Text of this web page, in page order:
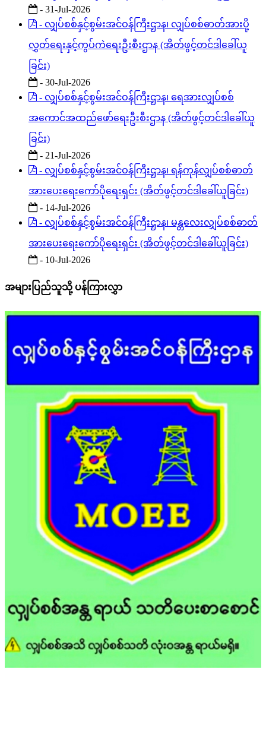
- 31-Jul-2026
- လျှပ်စစ်နှင့်စွမ်းအင်ဝန်ကြီးဌာန၊ လျှပ်စစ်ဓာတ်အားပို့
လွှတ်ရေးနှင့်ကွပ်ကဲရေးဦးစီးဌာန (အိတ်ဖွင့်တင်ဒါခေါ်ယူ
ခြင်း)
- 30-Jul-2026
- လျှပ်စစ်နှင့်စွမ်းအင်ဝန်ကြီးဌာန၊ ရေအားလျှပ်စစ်
အကောင်အထည်ဖော်ရေးဦးစီးဌာန (အိတ်ဖွင့်တင်ဒါခေါ်ယူ
ခြင်း)
- 21-Jul-2026
- လျှပ်စစ်နှင့်စွမ်းအင်ဝန်ကြီးဌာန၊ ရန်ကုန်လျှပ်စစ်ဓာတ်
အားပေးရေးကော်ပိုရေးရှင်း (အိတ်ဖွင့်တင်ဒါခေါ်ယူခြင်း)
- 14-Jul-2026
- လျှပ်စစ်နှင့်စွမ်းအင်ဝန်ကြီးဌာန၊ မန္တလေးလျှပ်စစ်ဓာတ်
အားပေးရေးကော်ပိုရေးရှင်း (အိတ်ဖွင့်တင်ဒါခေါ်ယူခြင်း)
- 10-Jul-2026
အများပြည်သူသို့ ပန်ကြားလွှာ